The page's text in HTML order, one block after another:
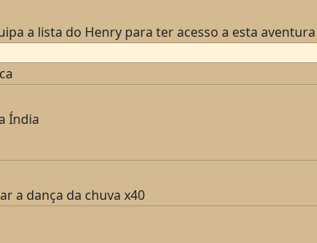
a lista do Henry para ter acesso a esta aventura
Índia
a dança da chuva x40